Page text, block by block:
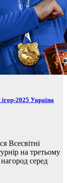
2025 Україна
Всесвітні
на третьому
серед